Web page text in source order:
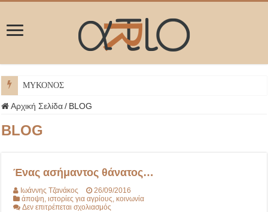
ΜΥΚΟΝΟΣ
Αρχική Σελίδα / BLOG
BLOG
Ένας ασήμαντος θάνατος…
Ιωάννης Τζανάκος
26/09/2016
άποψη ,ιστορίες για αγρίους ,κοινωνία
Δεν επιτρέπεται σχολιασμός